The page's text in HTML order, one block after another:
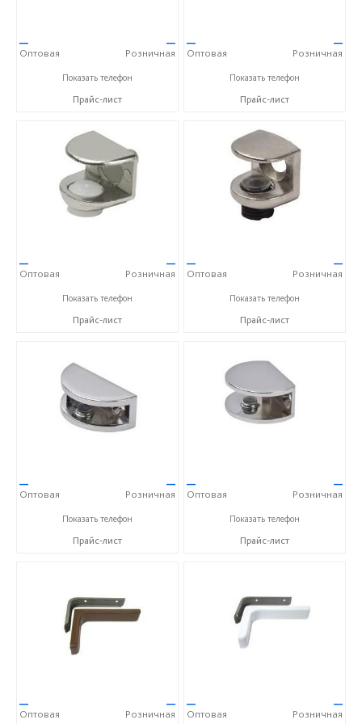
—
Оптовая
—
Розничная
+7(495)925-26-27
Показать телефон
Прайс-лист
—
Оптовая
—
Розничная
+7(495)925-26-27
Показать телефон
Прайс-лист
—
Оптовая
—
Розничная
+7(495)925-26-27
Показать телефон
Прайс-лист
—
Оптовая
—
Розничная
+7(495)925-26-27
Показать телефон
Прайс-лист
—
Оптовая
—
Розничная
+7(495)925-26-27
Показать телефон
Прайс-лист
—
Оптовая
—
Розничная
+7(495)925-26-27
Показать телефон
Прайс-лист
—
Оптовая
—
Розничная
—
Оптовая
—
Розничная